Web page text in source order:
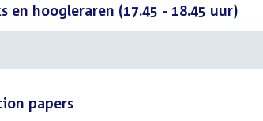
en hoogleraren (17.45 - 18.45 uur)
papers